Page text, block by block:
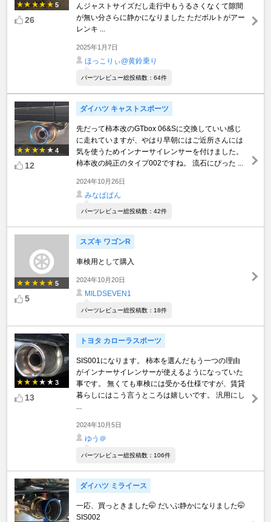
5
26
んジャストサイズだし走行中もうるさくなくて隙間
が無い分さらに静かになりました ただボルトがアー
レンキ ...
2025年1月7日
ほっこりぃ@黄鈴乗り
パーツレビュー総投稿数：64件
4
12
ダイハツ キャストスポーツ
先だって柿本改のGTbox 06&Sに交換していい感じ
に走れていますが、やはり早朝にはご近所さんには
気を使うためインナーサイレンサーを付けました。
柿本改の純正のタイプ002ですね。 流石にぴった ...
2024年10月26日
みなぱぱん
パーツレビュー総投稿数：42件
5
5
スズキ ワゴンR
車検用として購入
2024年10月20日
MILDSEVEN1
パーツレビュー総投稿数：18件
3
13
トヨタ カローラスポーツ
SIS001になります。 柿本を選んだもう一つの理由
がインナーサイレンサーが使えるようになっていた
事です。 無くても車検には受かる仕様ですが、賃貸
暮らしにはこう言うところは嬉しいです。 汎用にし
...
2024年10月5日
ゆう＠
パーツレビュー総投稿数：106件
ダイハツ ミライース
一応、買っときました🤭 だいぶ静かになりました🤭
SIS002